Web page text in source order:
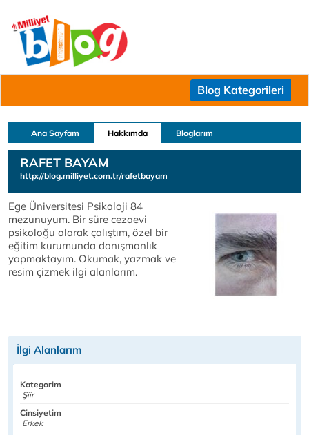
Blog Kategorileri
Ana Sayfam Hakkımda Bloglarım
RAFET BAYAM
http://blog.milliyet.com.tr/rafetbayam
Ege Üniversitesi Psikoloji 84
mezunuyum. Bir süre cezaevi
psikoloğu olarak çalıştım, özel bir
eğitim kurumunda danışmanlık
yapmaktayım. Okumak, yazmak ve
resim çizmek ilgi alanlarım.
İlgi Alanlarım
Kategorim
Şiir
Cinsiyetim
Erkek